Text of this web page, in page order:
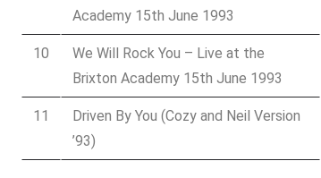
Academy 15th June 1993
10
We Will Rock You – Live at the
Brixton Academy 15th June 1993
11
Driven By You (Cozy and Neil Version
’93)